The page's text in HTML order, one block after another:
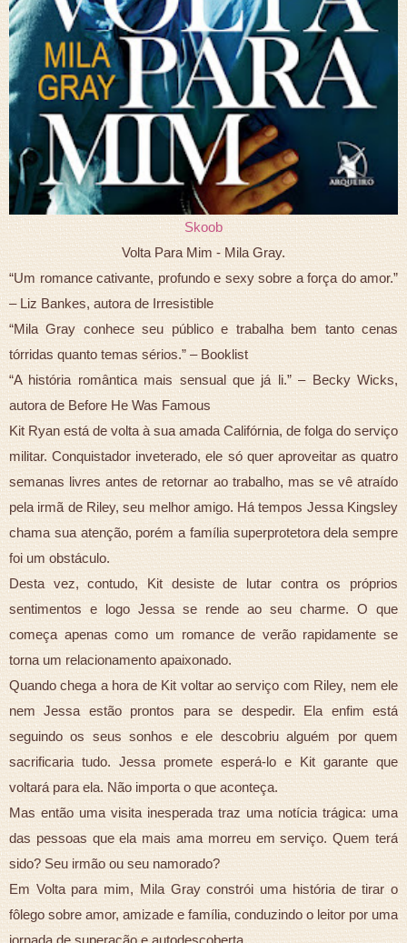
Skoob
Volta Para Mim - Mila Gray.
“Um romance cativante, profundo e sexy sobre a força do amor.”
– Liz Bankes, autora de Irresistible
“Mila Gray conhece seu público e trabalha bem tanto cenas
tórridas quanto temas sérios.” – Booklist
“A história romântica mais sensual que já li.” – Becky Wicks,
autora de Before He Was Famous
Kit Ryan está de volta à sua amada Califórnia, de folga do serviço
militar. Conquistador inveterado, ele só quer aproveitar as quatro
semanas livres antes de retornar ao trabalho, mas se vê atraído
pela irmã de Riley, seu melhor amigo. Há tempos Jessa Kingsley
chama sua atenção, porém a família superprotetora dela sempre
foi um obstáculo.
Desta vez, contudo, Kit desiste de lutar contra os próprios
sentimentos e logo Jessa se rende ao seu charme. O que
começa apenas como um romance de verão rapidamente se
torna um relacionamento apaixonado.
Quando chega a hora de Kit voltar ao serviço com Riley, nem ele
nem Jessa estão prontos para se despedir. Ela enfim está
seguindo os seus sonhos e ele descobriu alguém por quem
sacrificaria tudo. Jessa promete esperá-lo e Kit garante que
voltará para ela. Não importa o que aconteça.
Mas então uma visita inesperada traz uma notícia trágica: uma
das pessoas que ela mais ama morreu em serviço. Quem terá
sido? Seu irmão ou seu namorado?
Em Volta para mim, Mila Gray constrói uma história de tirar o
fôlego sobre amor, amizade e família, conduzindo o leitor por uma
jornada de superação e autodescoberta.